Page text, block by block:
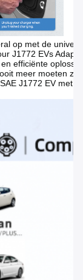
op met de
J1772 EVs
efficiënte
meer moeten
J1772 EV met